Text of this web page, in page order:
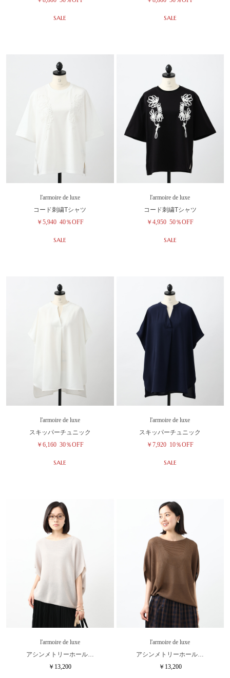
SALE SALE
l'armoire de luxe
コード刺繍Tシャツ
￥5,940 40％OFF
SALE
l'armoire de luxe
コード刺繍Tシャツ
￥4,950 50％OFF
SALE
l'armoire de luxe
スキッパーチュニック
￥6,160 30％OFF
SALE
l'armoire de luxe
スキッパーチュニック
￥7,920 10％OFF
SALE
l'armoire de luxe
アシンメトリーホール…
￥13,200
l'armoire de luxe
アシンメトリーホール…
￥13,200